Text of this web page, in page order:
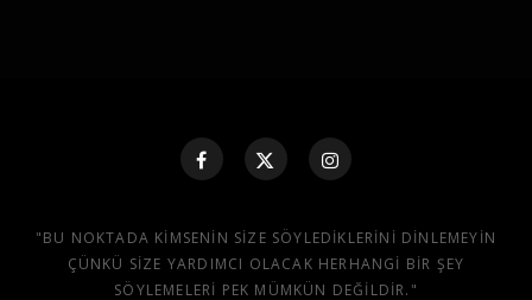
"BU NOKTADA KIMSENIN SIZE SÖYLEDIKLERINI DINLEMEYIN
ÇÜNKÜ SIZE YARDIMCI OLACAK HERHANGI BIR ŞEY
SÖYLEMELERI PEK MÜMKÜN DEĞILDIR."